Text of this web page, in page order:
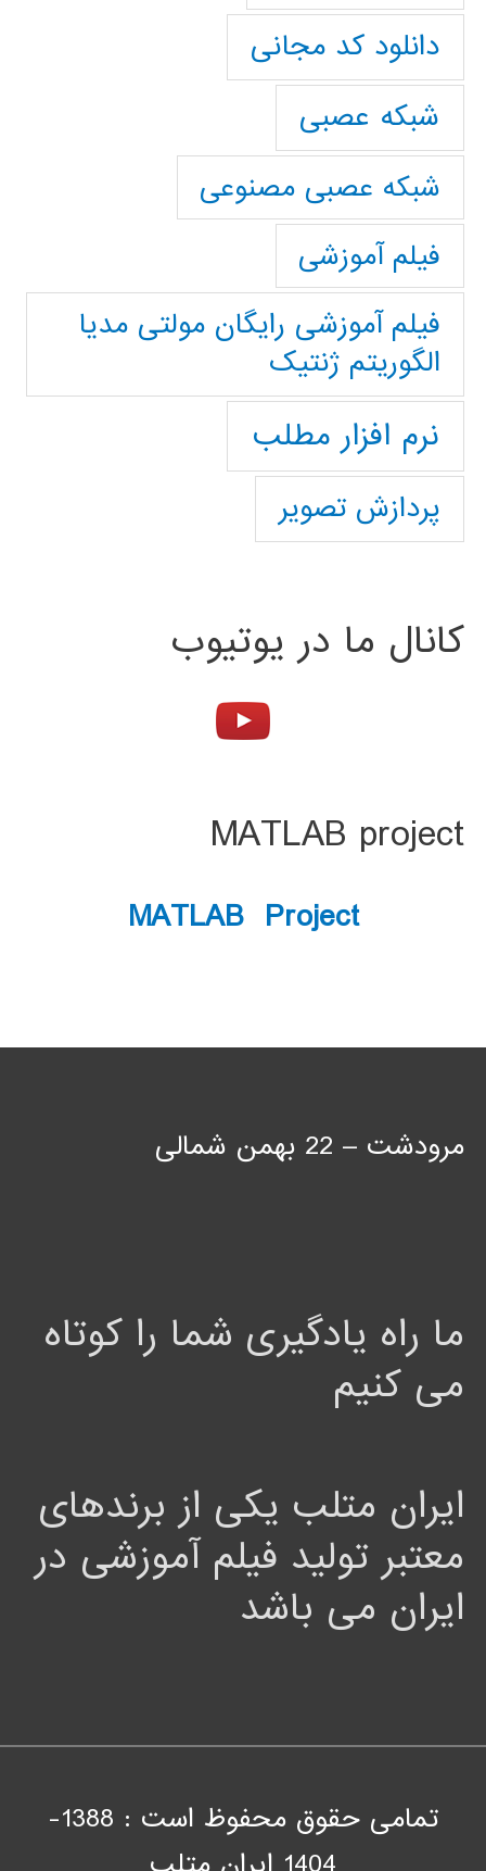
دانلود کد مجانی
شبکه عصبی
شبکه عصبی مصنوعی
فیلم آموزشی
فیلم آموزشی رایگان مولتی مدیا
الگوریتم ژنتیک
نرم افزار مطلب
پردازش تصویر
کانال ما در یوتیوب
MATLAB project
MATLAB Project
مرودشت – 22 بهمن شمالی
ما راه یادگیری شما را کوتاه
می کنیم
ایران متلب یکی از برندهای
معتبر تولید فیلم آموزشی در
ایران می باشد
تمامی حقوق محفوظ است : 1388-